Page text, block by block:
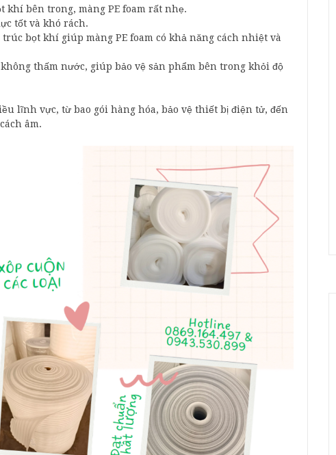
khí bên trong, màng PE foam rất nhẹ.
tốt và khó rách.
trúc bọt khí giúp màng PE foam có khả năng cách nhiệt và
không thấm nước, giúp bảo vệ sản phẩm bên trong khỏi độ
lĩnh vực, từ bao gói hàng hóa, bảo vệ thiết bị điện tử, đến
âm.